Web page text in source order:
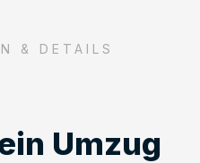
& DETAILS
Umzug